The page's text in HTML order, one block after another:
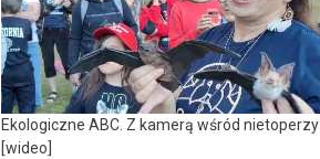
[wideo]
Ekologiczne ABC. Z kamerą wśród nietoperzy
[wideo]